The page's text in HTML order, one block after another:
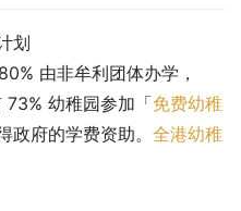
划
80% 由非牟利团体办学，
幼稚园参加「免费幼稚
政府的学费资助。 全港幼稚